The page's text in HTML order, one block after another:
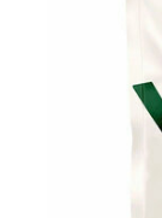
LE PLAISIR